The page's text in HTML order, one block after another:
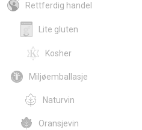
Rettferdig handel
Lite gluten
Kosher
Miljøemballasje
Naturvin
Oransjevin